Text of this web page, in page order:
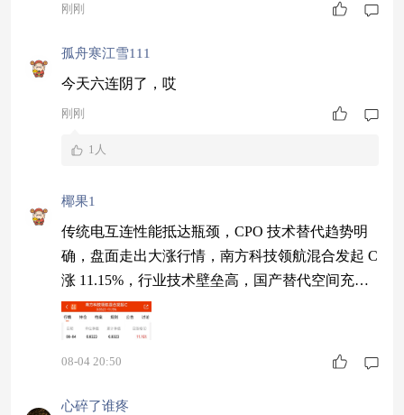
刚刚
孤舟寒江雪111
今天六连阴了，哎
刚刚
1人
椰果1
传统电互连性能抵达瓶颈，CPO 技术替代趋势明
确，盘面走出大涨行情，南方科技领航混合发起 C
涨 11.15%，行业技术壁垒高，国产替代空间充
足。$南方科技领航混合发起C$
08-04 20:50
心碎了谁疼